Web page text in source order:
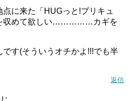
に来た「HUGっと!プリキュ
収めて欲しい……………カギを
す(そういうオチかよ!!!でも半
返信
: